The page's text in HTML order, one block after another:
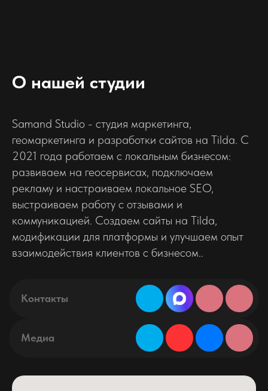
О нашей студии
Samand Studio - студия маркетинга,
геомаркетинга и разработки сайтов на Tilda. С
2021 года работаем с локальным бизнесом:
развиваем на геосервисах, подключаем
рекламу и настраиваем локальное SEO,
выстраиваем работу с отзывами и
коммуникацией. Создаем сайты на Tilda,
модификации для платформы и улучшаем опыт
взаимодействия клиентов с бизнесом..
Контакты
Медиа